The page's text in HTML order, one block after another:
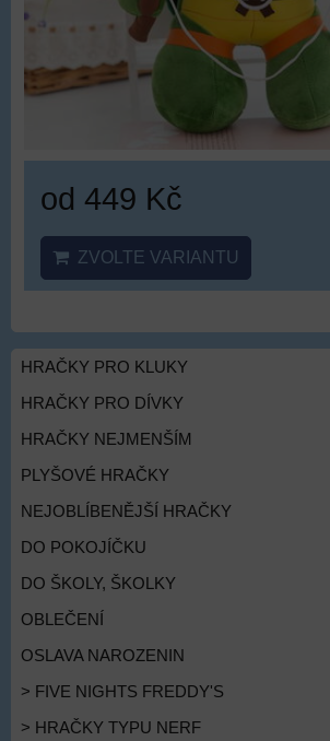
od 449 Kč
ZVOLTE VARIANTU
HRAČKY PRO KLUKY
HRAČKY PRO DÍVKY
HRAČKY NEJMENŠÍM
PLYŠOVÉ HRAČKY
NEJOBLÍBENĚJŠÍ HRAČKY
DO POKOJÍČKU
DO ŠKOLY, ŠKOLKY
OBLEČENÍ
OSLAVA NAROZENIN
> FIVE NIGHTS FREDDY'S
> HRAČKY TYPU NERF